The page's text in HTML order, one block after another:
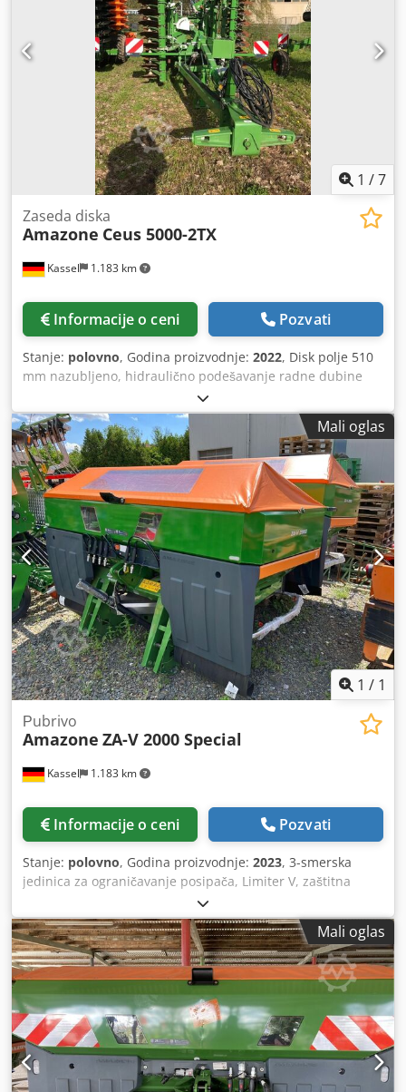
1 /7
Kassel 1.183 km
Zaseda diska
Amazone Ceus 5000-2TX
Informacije o ceni Pozvati
Stanje: polovno, Godina proizvodnje: 2022, Disk polje 510
mm nazubljeno, hidraulično podešavanje radne dubine
diska, hidraulično podešavanje radne dubine
izravnavajuće jedinice, C-Mix-Ultra zupci za Ceus 50,
hidraulično podešavanje radne dubine polja zubaca sa
hidrauličnom vučnom osovinom, HD nož 80 mm (14/K1)
Dcedpfx Astz Tplsfijk
Mali oglas
1 / 1
Kassel 1.183 km
Рubrivo
Amazone ZA-V 2000 Special
Informacije o ceni Pozvati
Stanje: polovno, Godina proizvodnje: 2023, 3-smerska
jedinica za ograničavanje posipača, Limiter V, zaštitna
ograda za cev, L, mehanički pokazivač položaja posipačkog
uređaja ZA-V, produžetak spremnika S 2000, ugradni delovi
za osnovni uređaj ZA, kardansko vratilo sa sigurnosnom
spojkom, blatobrani L i merdevine, LED osvetljenje pozadi.
Dcodpfx Afet Dwibsijk
Mali oglas